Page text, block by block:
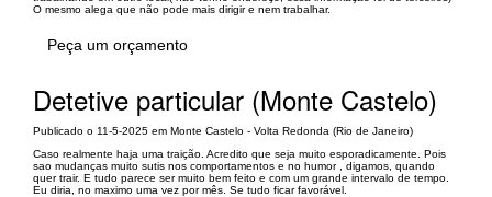
O mesmo alega que não pode mais dirigir e nem trabalhar.
Peça um orçamento
Detetive particular (Monte Castelo)
Publicado o 11-5-2025 em Monte Castelo - Volta Redonda (Rio de Janeiro)
Caso realmente haja uma traição. Acredito que seja muito esporadicamente. Pois
sao mudanças muito sutis nos comportamentos e no humor , digamos, quando
quer trair. E tudo parece ser muito bem feito e com um grande intervalo de tempo.
Eu diria, no maximo uma vez por mês. Se tudo ficar favorável.